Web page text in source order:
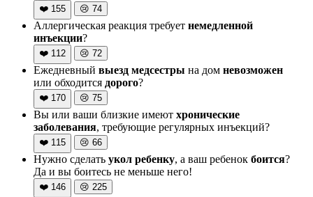
❤️ 155 😢 74
Аллергическая реакция требует немедленной
инъекции?
❤️ 112 😢 72
Ежедневный выезд медсестры на дом невозможен
или обходится дорого?
❤️ 170 😢 75
Вы или ваши близкие имеют хронические
заболевания, требующие регулярных инъекций?
❤️ 115 😢 66
Нужно сделать укол ребенку, а ваш ребенок боится?
Да и вы боитесь не меньше него!
❤️ 146 😢 225